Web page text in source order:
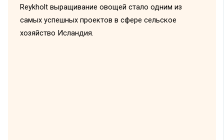
Reykholt выращивание овощей стало одним из
самых успешных проектов в сфере сельское
хозяйство Исландия.